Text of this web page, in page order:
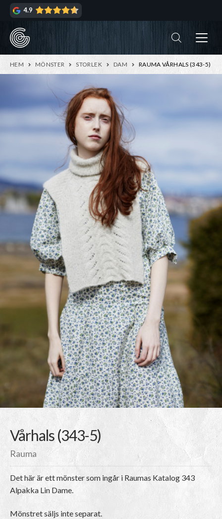
Hoppa
navigering
Hoppa
innehåll
4.9
HEM MÖNSTER STORLEK DAM RAUMA VÅRHALS (343-5)
Vårhals (343-5)
Rauma
Det här är ett mönster som ingår i Raumas Katalog 343
Alpakka Lin Dame.
Mönstret säljs inte separat.